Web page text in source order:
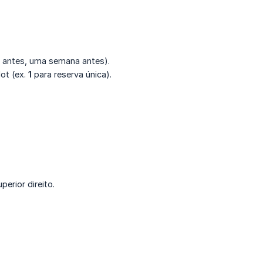
uma semana antes).
(ex. 1 para reserva única).
direito.